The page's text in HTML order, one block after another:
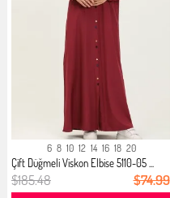
6 8 10 12 14 16 18 20
Çift Düğmeli Viskon Elbise 5110-05 ...
$185.48 $74.99